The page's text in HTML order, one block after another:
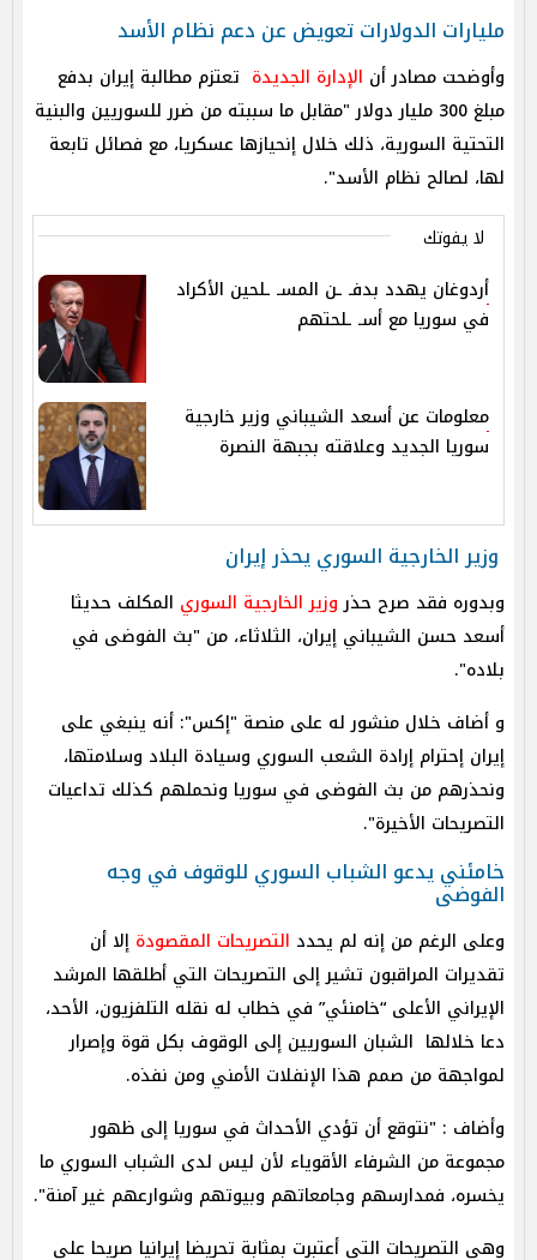
مليارات الدولارات تعويض عن دعم نظام الأسد
وأوضحت مصادر أن الإدارة الجديدة تعتزم مطالبة إيران بدفع
مبلغ 300 مليار دولار "مقابل ما سببته من ضرر للسوريين والبنية
التحتية السورية، ذلك خلال إنحيازها عسكريا، مع فصائل تابعة
لها، لصالح نظام الأسد".
لا يفوتك
أردوغان يهدد بدفـ ـن المسـ ـلحين الأكراد
في سوريا مع أسـ ـلحتهم
معلومات عن أسعد الشيباني وزير خارجية
سوريا الجديد وعلاقته بجبهة النصرة
وزير الخارجية السوري يحذر إيران
وبدوره فقد صرح حذروزير الخارجية السوري المكلف حديثا
أسعد حسن الشيباني إيران، الثلاثاء، من "بث الفوضى في
بلاده".
و أضاف خلال منشور له على منصة "إكس": أنه ينبغي على
إيران إحترام إرادة الشعب السوري وسيادة البلاد وسلامتها،
ونحذرهم من بث الفوضى في سوريا ونحملهم كذلك تداعيات
التصريحات الأخيرة".
خامئني يدعو الشباب السوري للوقوف في وجه
الفوضى
وعلى الرغم من إنه لم يحدد التصريحات المقصودة إلا أن
تقديرات المراقبون تشير إلى التصريحات التي أطلقها المرشد
الإيراني الأعلى “خامنئي” في خطاب له نقله التلفزيون، الأحد،
دعا خلالها الشبان السوريين إلى الوقوف بكل قوة وإصرار
لمواجهة من صمم هذا الإنفلات الأمني ومن نفذه.
وأضاف : "نتوقع أن تؤدي الأحداث في سوريا إلى ظهور
مجموعة من الشرفاء الأقوياء لأن ليس لدى الشباب السوري ما
يخسره، فمدارسهم وجامعاتهم وبيوتهم وشوارعهم غير آمنة".
وهي التصريحات التي أعتبرت بمثابة تحريضا إيرانيا صريحا على